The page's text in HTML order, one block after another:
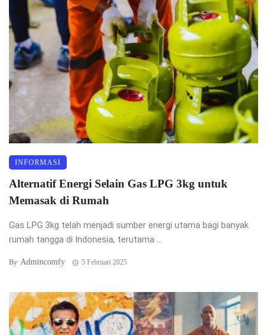
INFORMASI
Alternatif Energi Selain Gas LPG 3kg untuk
Memasak di Rumah
Gas LPG 3kg telah menjadi sumber energi utama bagi banyak
rumah tangga di Indonesia, terutama ...
By Admincomfy 5 Februari 2025